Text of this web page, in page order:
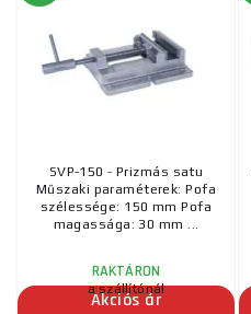
SVP-150 - Prizmás satu
Műszaki paraméterek: Pofa
szélessége: 150 mm Pofa
magassága: 30 mm ...
RAKTÁRON
a szállítónál
Akciós ár